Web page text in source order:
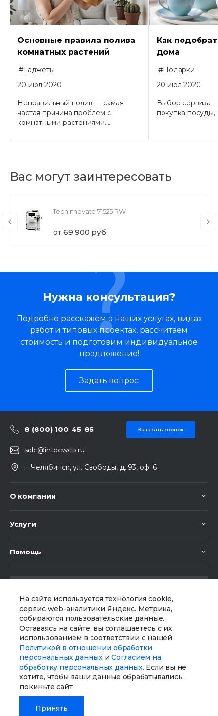
На сайте используется технология cookie,
сервис web-аналитики Яндекс. Метрика,
собираются пользовательские данные.
Оставаясь на сайте, вы соглашаетесь с их
использованием в соответствии с нашей
Политикой в отношении обработки
персональных данных и Согласием на
обработку персональных данных. Если вы не
хотите, чтобы ваши данные обрабатывались,
покиньте сайт.
Принять
Основные правила полива
комнатных растений
#Гаджеты
20 июл 2020
Неправильный полив — самая
частая причина проблем с
комнатными растениями....
Как
дома
#Подарки
20 июл 2020
Выбор сервиза
покупка посуды,
Вас могут заинтересовать
TechInnovate 71525 RW
от 69 900 руб.
Нужна консультация?
Подробно расскажем о наших услугах, видах
работ и типовых проектах, рассчитаем
стоимость и подготовим индивидуальное
предложение!
Задать вопрос
8 (800) 100-45-85 Заказать звонок
sale@intecweb.ru
г. Челябинск, ул. Свободы, д. 93, оф. 6
О компании
Услуги
Помощь
Мы в соц. сетях